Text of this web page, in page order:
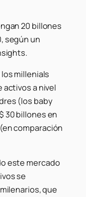
20 billones
según un
millenials
a nivel
(los baby
30 billones en
comparación
este mercado
se
que